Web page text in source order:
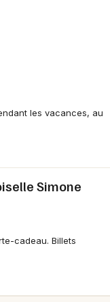
les vacances, au
Simone
cadeau. Billets